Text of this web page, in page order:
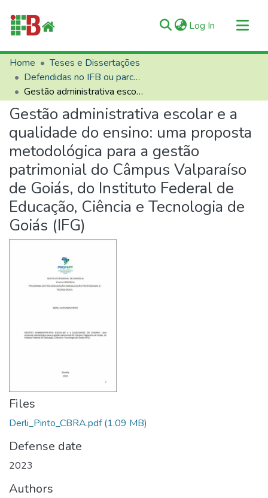
Log In (current)
Communities & Collections
All of RIIFB
Manuals and Terms
Statistics
About RIIFB
Help
Contacts
Home
Teses e Dissertações
Defendidas no IFB ou parceiros
Gestão administrativa escolar e a qualidade do ensino: uma proposta metodológica para a gestão patrimonial do Câmpus Valparaíso de Goiás, do Instituto Federal de Educação, Ciência e Tecnologia de Goiás (IFG)
Gestão administrativa escolar e a
qualidade do ensino: uma proposta
metodológica para a gestão
patrimonial do Câmpus Valparaíso
de Goiás, do Instituto Federal de
Educação, Ciência e Tecnologia de
Goiás (IFG)
Files
Derli_Pinto_CBRA.pdf(1.09 MB)
Defense date
2023
Authors